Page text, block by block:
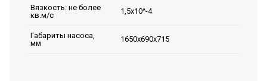
Вязкость: не более
кв.м/с
1,5х10^-4
Габариты насоса,
мм
1650х690х715